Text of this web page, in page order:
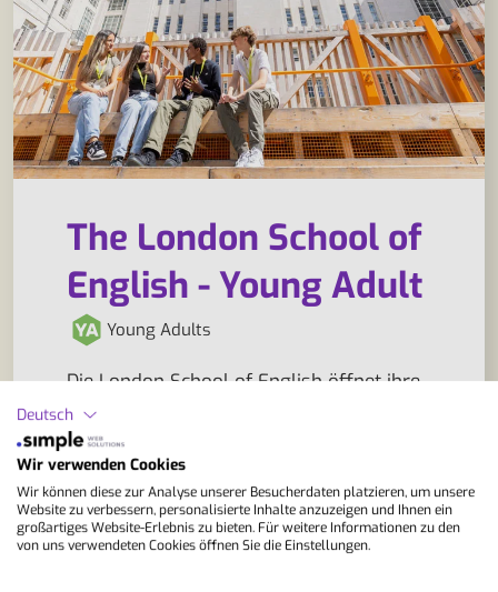
The London School of
English - Young Adult
Young Adults
Die London School of English öffnet ihre
Türen im eleganten Umfeld von Holland
Park und kombiniert bewährte
Lehrtradition mit einem modernen,
lebendigen Programm. In kleinen
Lerngruppen entstehen Räume, in denen
gezieltes Englischtraining auf echte
Deutsch
Wir verwenden Cookies
Wir können diese zur Analyse unserer Besucherdaten platzieren, um unsere
Website zu verbessern, personalisierte Inhalte anzuzeigen und Ihnen ein
großartiges Website-Erlebnis zu bieten. Für weitere Informationen zu den
von uns verwendeten Cookies öffnen Sie die Einstellungen.